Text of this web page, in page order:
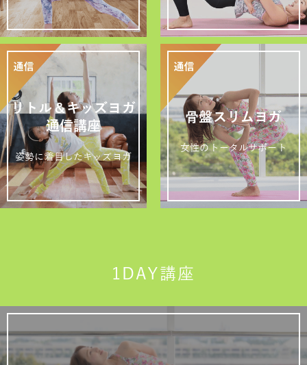
リトル＆キッズヨガ
通信講座
姿勢に着目したキッズヨガ
骨盤スリムヨガ
女性のトータルサポート
1DAY講座